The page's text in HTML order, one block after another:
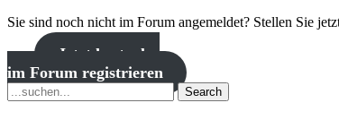
Sie sind noch nicht im Forum angemeldet? Stellen Sie
Jetzt kostenlos
im Forum registrieren
Search